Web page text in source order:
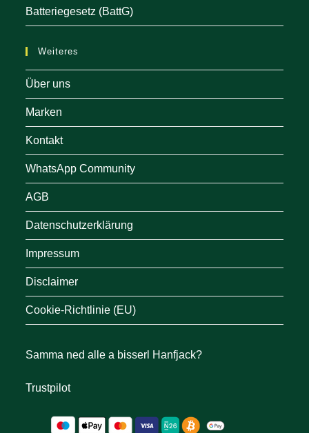
Batteriegesetz (BattG)
Weiteres
Über uns
Marken
Kontakt
WhatsApp Community
AGB
Datenschutzerklärung
Impressum
Disclaimer
Cookie-Richtlinie (EU)
Samma ned alle a bisserl Hanfjack?
Trustpilot